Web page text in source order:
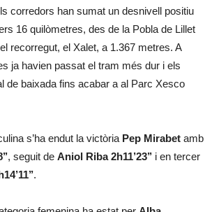
corredors han sumat un desnivell positiu
16 quilòmetres, des de la Pobla de Lillet
recorregut, el Xalet, a 1.367 metres. A
ja havien passat el tram més dur i els
de baixada fins acabar a al Parc Xesco
s’ha endut la victòria Pep Mirabet amb
, seguit de Aniol Riba 2h11’23’’ i en tercer
.